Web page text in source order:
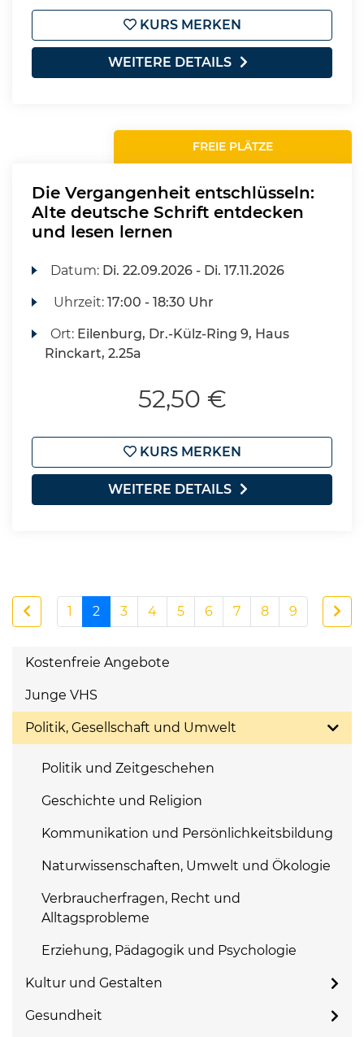
KURS MERKEN
WEITERE DETAILS
FREIE PLÄTZE
Die Vergangenheit entschlüsseln:
Alte deutsche Schrift entdecken
und lesen lernen
Datum: Di. 22.09.2026 - Di. 17.11.2026
Uhrzeit:17:00 - 18:30 Uhr
Ort: Eilenburg, Dr.-Külz-Ring 9, Haus
Rinckart, 2.25a
52,50 €
KURS MERKEN
WEITERE DETAILS
1 2 3 4 5 6 7 8 9
Kostenfreie Angebote
Junge VHS
Politik, Gesellschaft und Umwelt
Politik und Zeitgeschehen
Geschichte und Religion
Kommunikation und Persönlichkeitsbildung
Naturwissenschaften, Umwelt und Ökologie
Verbraucherfragen, Recht und
Alltagsprobleme
Erziehung, Pädagogik und Psychologie
Kultur und Gestalten
Gesundheit